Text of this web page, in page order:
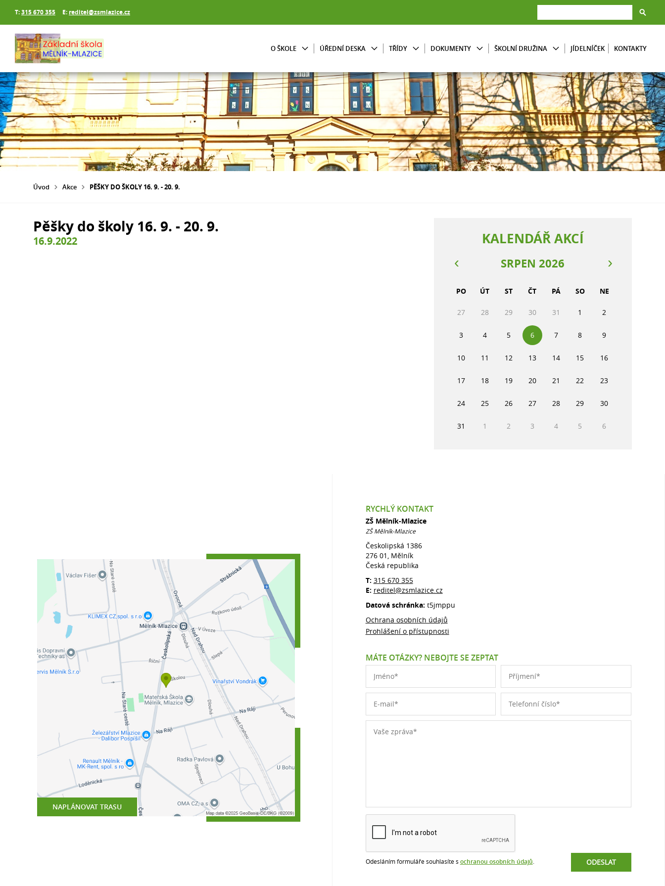
T:315 670 355 E: reditel@zsmlazice.cz
O ŠKOLE ÚŘEDNÍ DESKA TŘÍDY DOKUMENTY ŠKOLNÍ DRUŽINA JÍDELNÍČEK KONTAKTY
Úvod Akce PĚŠKY DO ŠKOLY 16. 9. - 20. 9.
Pěšky do školy 16. 9. - 20. 9.
16.9.2022 KALENDÁŘ AKCÍ
SRPEN 2026
PO ÚT ST ČT PÁ SO NE
27 28 29 30 31 1 2
3 4 5 6 7 8 9
10 11 12 13 14 15 16
17 18 19 20 21 22 23
24 25 26 27 28 29 30
31 1 2 3 4 5 6
NAPLÁNOVAT TRASU
RYCHLÝ KONTAKT
ZŠ Mělník-Mlazice
ZŠ Mělník-Mlazice
Českolipská 1386
276 01, Mělník
Česká republika
T: 315 670 355
E: reditel@zsmlazice.cz
Datová schránka: t5jmppu
Ochrana osobních údajů
Prohlášení o přístupnosti
MÁTE OTÁZKY? NEBOJTE SE ZEPTAT
Odesláním formuláře souhlasíte s ochranou osobních údajů